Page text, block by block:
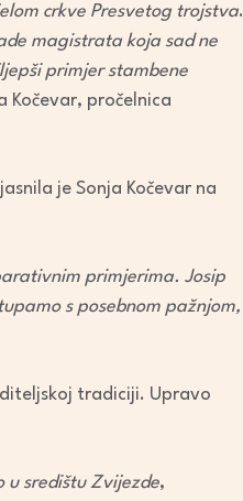
crkve Presvetog trojstva.
magistrata koja sad ne
primjer stambene
Kočevar, pročelnica
je Sonja Kočevar na
primjerima. Josip
s posebnom pažnjom,
tradiciji. Upravo
u središtu Zvijezde,